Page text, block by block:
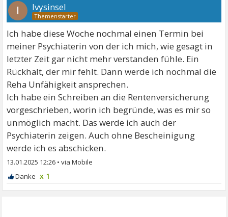
I Ivysinsel
Ich habe diese Woche nochmal einen Termin bei
meiner Psychiaterin von der ich mich, wie gesagt in
letzter Zeit gar nicht mehr verstanden fühle. Ein
Rückhalt, der mir fehlt. Dann werde ich nochmal die
Reha Unfähigkeit ansprechen.
Ich habe ein Schreiben an die Rentenversicherung
vorgeschrieben, worin ich begründe, was es mir so
unmöglich macht. Das werde ich auch der
Psychiaterin zeigen. Auch ohne Bescheinigung
werde ich es abschicken.
13.01.2025 12:26 •
x 1